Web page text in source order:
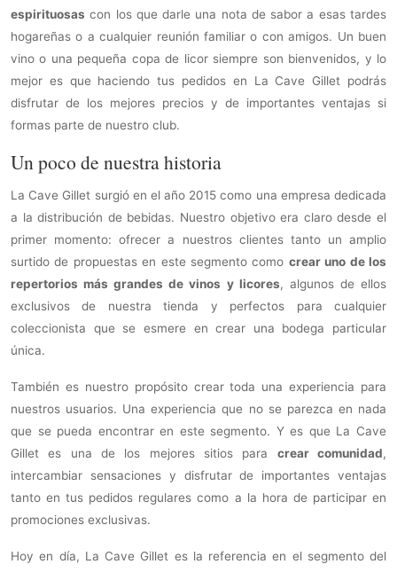
espirituosas con los que darle una nota de sabor a esas tardes
hogareñas o a cualquier reunión familiar o con amigos. Un buen
vino o una pequeña copa de licor siempre son bienvenidos, y lo
mejor es que haciendo tus pedidos en La Cave Gillet podrás
disfrutar de los mejores precios y de importantes ventajas si
formas parte de nuestro club.
Un poco de nuestra historia
La Cave Gillet surgió en el año 2015 como una empresa dedicada
a la distribución de bebidas. Nuestro objetivo era claro desde el
primer momento: ofrecer a nuestros clientes tanto un amplio
surtido de propuestas en este segmento como crear uno de los
repertorios más grandes de vinos y licores, algunos de ellos
exclusivos de nuestra tienda y perfectos para cualquier
coleccionista que se esmere en crear una bodega particular
única.
También es nuestro propósito crear toda una experiencia para
nuestros usuarios. Una experiencia que no se parezca en nada
que se pueda encontrar en este segmento. Y es que La Cave
Gillet es una de los mejores sitios para crear comunidad,
intercambiar sensaciones y disfrutar de importantes ventajas
tanto en tus pedidos regulares como a la hora de participar en
promociones exclusivas.
Hoy en día, La Cave Gillet es la referencia en el segmento del